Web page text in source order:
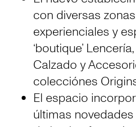
con diversas zonas
experienciales y
‘boutique’
Calzado y
colecciónes
El espacio
últimas